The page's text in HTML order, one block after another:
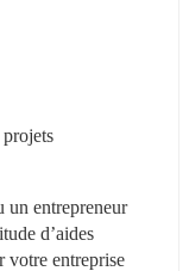
un entrepreneur
d’aides
votre entreprise